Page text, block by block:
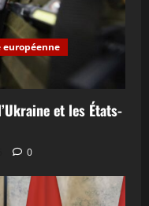
et les États-
0